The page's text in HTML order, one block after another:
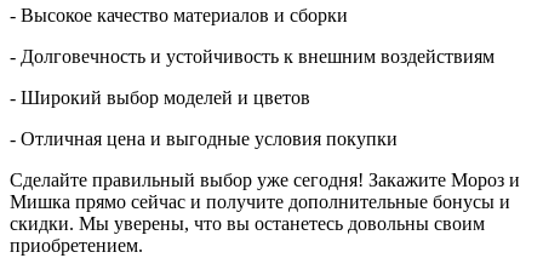
- Высокое качество материалов и сборки
- Долговечность и устойчивость к внешним воздействиям
- Широкий выбор моделей и цветов
- Отличная цена и выгодные условия покупки
Сделайте правильный выбор уже сегодня! Закажите Мороз и
Мишка прямо сейчас и получите дополнительные бонусы и
скидки. Мы уверены, что вы останетесь довольны своим
приобретением.